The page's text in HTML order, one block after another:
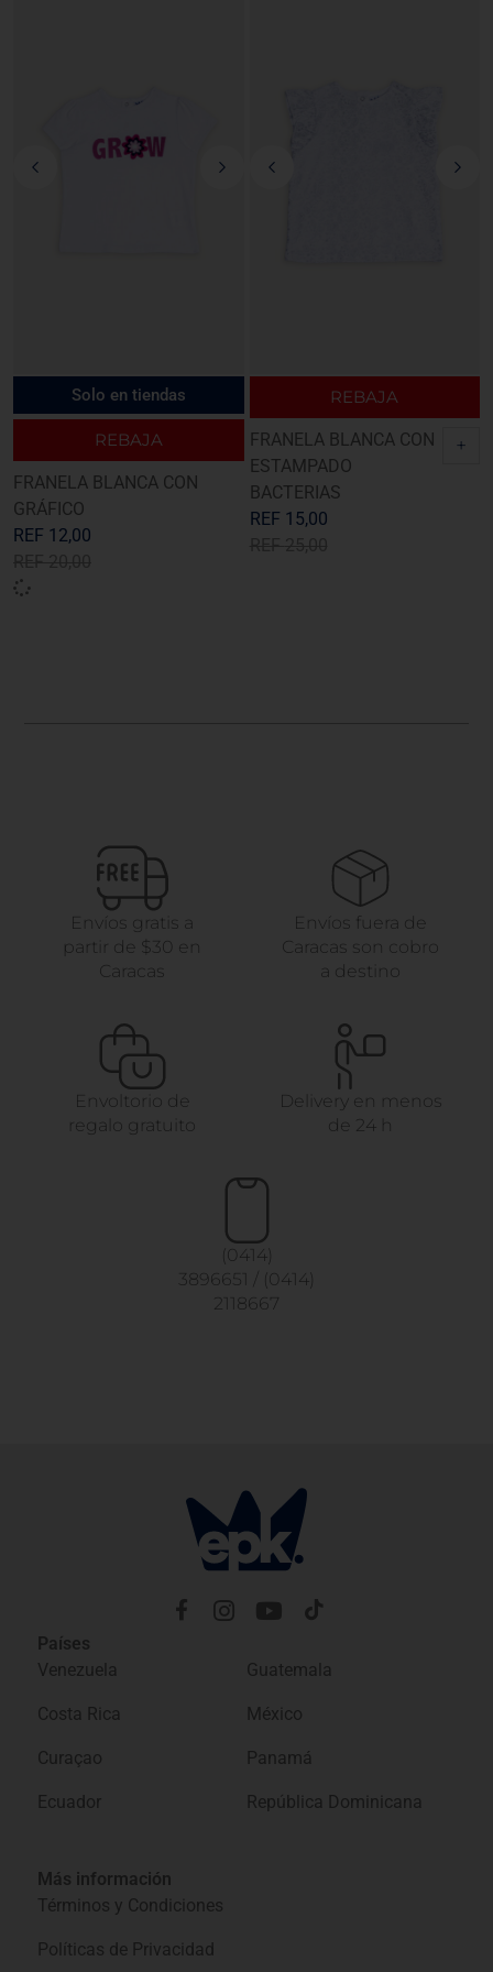
Solo en tiendas
REBAJA
FRANELA BLANCA CON
GRÁFICO
REF 12,00
REBAJA
FRANELA BLANCA CON
ESTAMPADO
BACTERIAS
REF 15,00
+
Envíos gratis a
partir de $30 en
Caracas
Envíos fuera de
Caracas son cobro
a destino
Envoltorio de
regalo gratuito
Delivery en menos
de 24 h
(0414)
3896651
(0414)
2118667
Países
Venezuela
Costa Rica
Curaçao
Ecuador
Guatemala
México
Panamá
República Dominicana
Más información
Términos y Condiciones
Políticas de Privacidad